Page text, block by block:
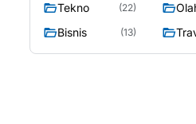
Tekno (22)
Bisnis (13)